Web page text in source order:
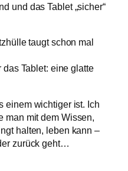
und das Tablet „sicher“
taugt schon mal
das Tablet: eine glatte
einem wichtiger ist. Ich
man mit dem Wissen,
halten, leben kann –
zurück geht…